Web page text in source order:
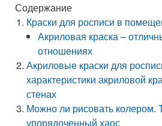
Содержание
Краски для росписи в
Акриловая краска –
отношениях
Акриловые краски для
характеристики акриловой
стенах
Можно ли рисовать колером.
упорядоченный хаос